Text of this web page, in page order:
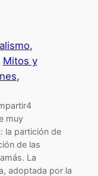
Mitos y
muy
la partición de
de las
La
adoptada por la